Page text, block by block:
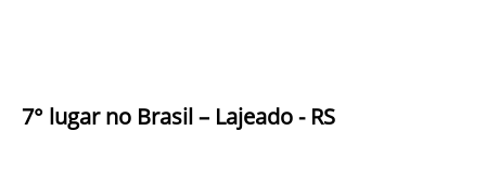
7° lugar no Brasil – Lajeado - RS